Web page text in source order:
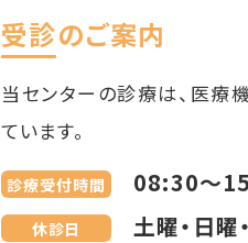
受診のご案内
当センターの診療は、医療
ています。
診療受付時間 08:30～
休診日 土曜・日曜